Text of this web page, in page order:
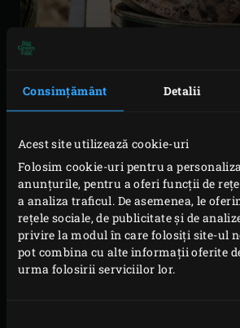
Consimțământ Detalii
Acest site utilizează cookie-uri
Folosim cookie-uri pentru a
anunțurile, pentru a oferi funcții de
a analiza traficul. De asemenea, le
rețele sociale, de publicitate și de
privire la modul în care folosiți site-ul
pot combina cu alte informații oferite
urma folosirii serviciilor lor.
vasele dumneavoastra. si focul deschis
ului. Designul special al convectorului
aer bun si o conductivitate excelenta
indirecta care trece prin scutul de
transforma EGG-ul intr-un cuptor
Acest lucru este ideal pentru gatit la